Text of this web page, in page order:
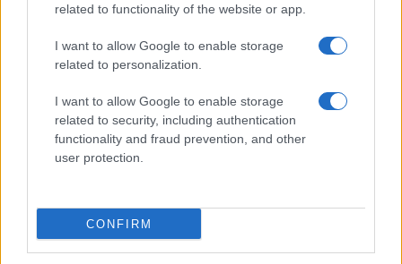
related to functionality of the website or app.
I want to allow Google to enable storage
related to personalization.
I want to allow Google to enable storage
related to security, including authentication
functionality and fraud prevention, and other
user protection.
CONFIRM
SEDUTE SATIRICHE
Vignetta del 04/08/2026
Vai all'archivio delle vignette